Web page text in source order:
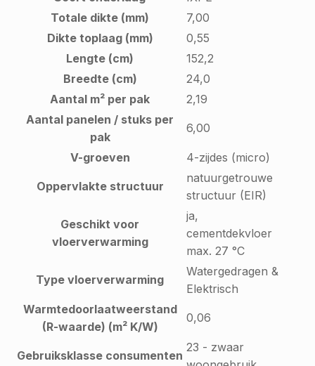
Totale dikte (mm)
7,00
Dikte toplaag (mm)
0,55
Lengte (cm)
152,2
Breedte (cm)
24,0
Aantal m² per pak
2,19
Aantal panelen / stuks per
pak
6,00
V-groeven 4-zijdes (micro)
Oppervlakte structuur
natuurgetrouwe
structuur (EIR)
Geschikt voor
vloerverwarming
ja,
cementdekvloer
max. 27 °C
Type vloerverwarming
Watergedragen &
Elektrisch
Warmtedoorlaatweerstand
(R-waarde) (m² K/W)
0,06
Gebruiksklasse consumenten
23 - zwaar